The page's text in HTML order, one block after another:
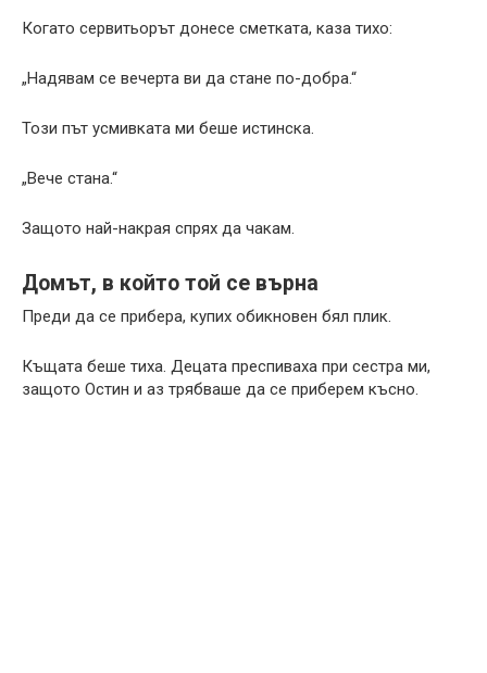
Когато сервитьорът донесе сметката, каза тихо:
„Надявам се вечерта ви да стане по-добра.“
Този път усмивката ми беше истинска.
„Вече стана.“
Защото най-накрая спрях да чакам.
Домът, в който той се върна
Преди да се прибера, купих обикновен бял плик.
Къщата беше тиха. Децата преспиваха при сестра ми,
защото Остин и аз трябваше да се приберем късно.